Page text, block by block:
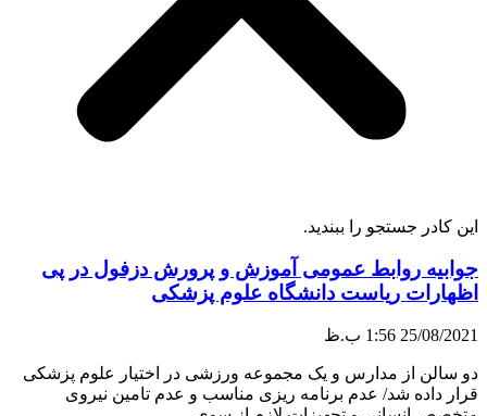
این کادر جستجو را ببندید.
جوابیه روابط عمومی آموزش و پرورش دزفول در پی
اظهارات ریاست دانشگاه علوم پزشکی
25/08/2021 1:56 ب.ظ
دو سالن از مدارس و یک مجموعه ورزشی در اختیار علوم پزشکی
قرار داده شد/ عدم برنامه ریزی مناسب و عدم تامین نیروی